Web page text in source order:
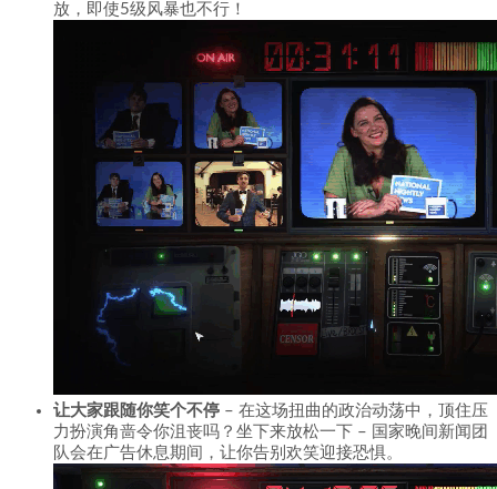
放，即使5级风暴也不行！
让大家跟随你笑个不停 – 在这场扭曲的政治动荡中，顶住压
力扮演角啬令你沮丧吗？坐下来放松一下 – 国家晚间新闻团
队会在广告休息期间，让你告别欢笑迎接恐惧。